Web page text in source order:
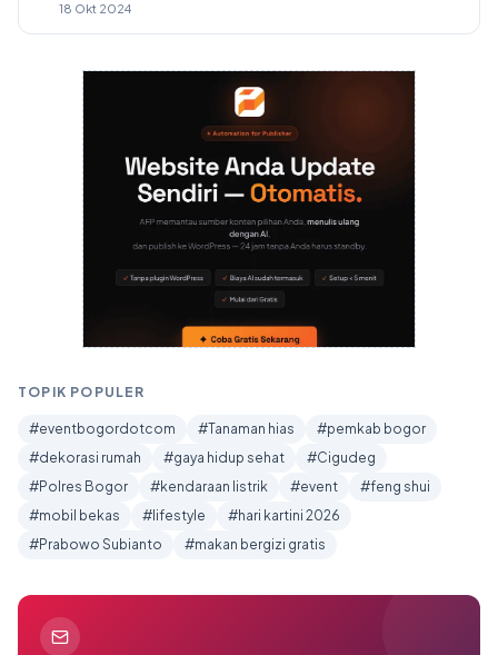
18 Okt 2024
TOPIK POPULER
#eventbogordotcom #Tanaman hias
#pemkab bogor
#dekorasi rumah
#gaya hidup sehat
#Cigudeg
#Polres Bogor
#kendaraan listrik #event
#feng shui
#mobil bekas
#lifestyle
#hari kartini 2026
#Prabowo Subianto
#makan bergizi gratis